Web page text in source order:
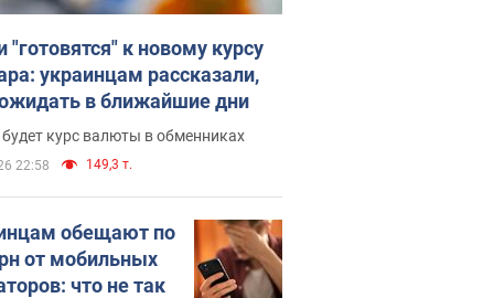
"готовятся" к новому курсу
украинцам рассказали,
в ближайшие дни
курс валюты в обменниках
22:58 149,3 т.
обещают по
от мобильных
что не так